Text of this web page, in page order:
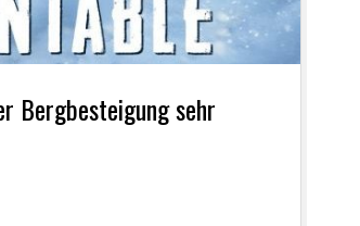
Bergbesteigung sehr